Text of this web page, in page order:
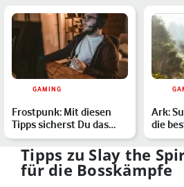
GAMING
Frostpunk: Mit diesen
Tipps sicherst Du das
Überleben Deiner Stad…
Ark:
die
Mods
Tipps zu Slay the
für die Bosskämpfe